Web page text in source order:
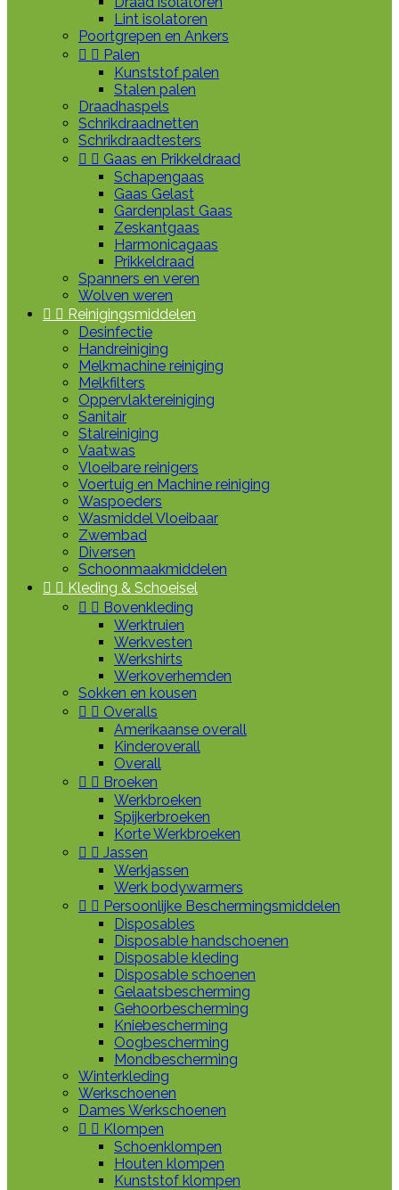
Lint isolatoren
Poortgrepen en Ankers
  Palen
Kunststof palen
Stalen palen
Draadhaspels
Schrikdraadnetten
Schrikdraadtesters
  Gaas en Prikkeldraad
Schapengaas
Gaas Gelast
Gardenplast Gaas
Zeskantgaas
Harmonicagaas
Prikkeldraad
Spanners en veren
Wolven weren
  Reinigingsmiddelen
Desinfectie
Handreiniging
Melkmachine reiniging
Melkfilters
Oppervlaktereiniging
Sanitair
Stalreiniging
Vaatwas
Vloeibare reinigers
Voertuig en Machine reiniging
Waspoeders
Wasmiddel Vloeibaar
Zwembad
Diversen
Schoonmaakmiddelen
  Kleding & Schoeisel
  Bovenkleding
Werktruien
Werkvesten
Werkshirts
Werkoverhemden
Sokken en kousen
  Overalls
Amerikaanse overall
Kinderoverall
Overall
  Broeken
Werkbroeken
Spijkerbroeken
Korte Werkbroeken
  Jassen
Werkjassen
Werk bodywarmers
  Persoonlijke Beschermingsmiddelen
Disposables
Disposable handschoenen
Disposable kleding
Disposable schoenen
Gelaatsbescherming
Gehoorbescherming
Kniebescherming
Oogbescherming
Mondbescherming
Winterkleding
Werkschoenen
Dames Werkschoenen
  Klompen
Schoenklompen
Houten klompen
Kunststof klompen